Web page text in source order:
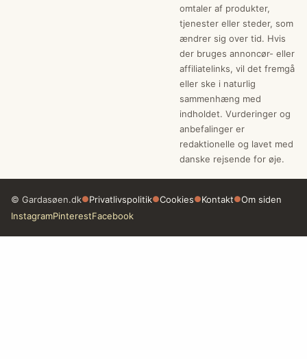
omtaler af produkter,
tjenester eller steder, som
ændrer sig over tid. Hvis
der bruges annoncør- eller
affiliatelinks, vil det fremgå
eller ske i naturlig
sammenhæng med
indholdet. Vurderinger og
anbefalinger er
redaktionelle og lavet med
danske rejsende for øje.
© Gardasøen.dk●Privatlivspolitik●Cookies●Kontakt●Om siden
InstagramPinterestFacebook